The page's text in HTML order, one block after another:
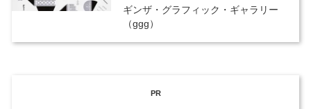
ギンザ・グラフィック・ギャラリー
（ggg）
PR